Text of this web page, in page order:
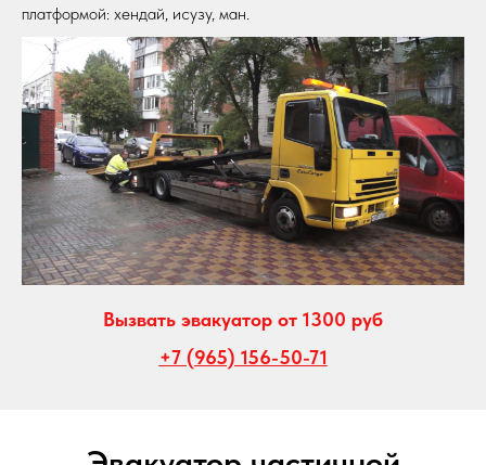
платформой: хендай, исузу, ман.
Вызвать эвакуатор от 1300 руб
+7 (965) 156-50-71